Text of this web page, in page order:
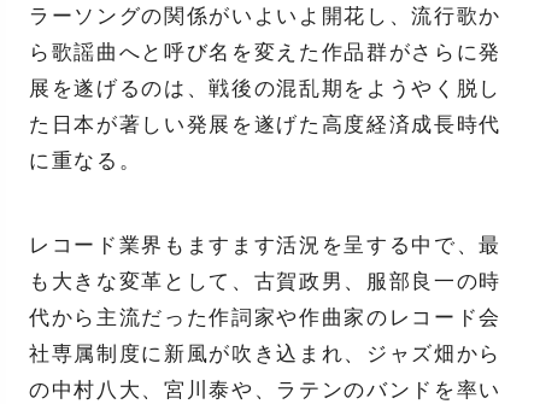
ラーソングの関係がいよいよ開花し、流行歌か
ら歌謡曲へと呼び名を変えた作品群がさらに発
展を遂げるのは、戦後の混乱期をようやく脱し
た日本が著しい発展を遂げた高度経済成長時代
に重なる。
レコード業界もますます活況を呈する中で、最
も大きな変革として、古賀政男、服部良一の時
代から主流だった作詞家や作曲家のレコード会
社専属制度に新風が吹き込まれ、ジャズ畑から
の中村八大、宮川泰や、ラテンのバンドを率い